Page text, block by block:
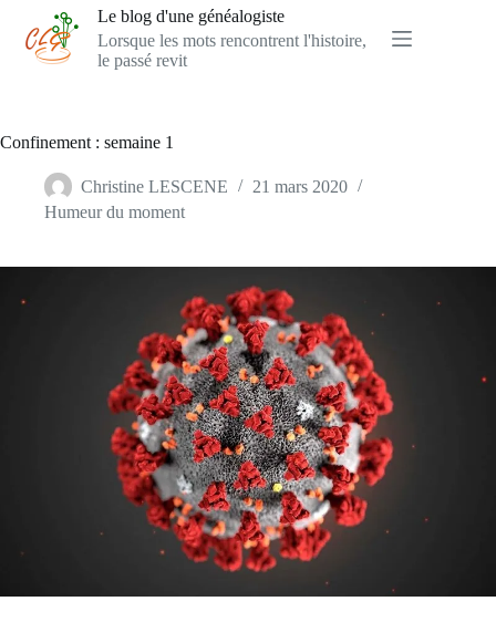
contenu
Le blog d'une généalogiste
Lorsque les mots rencontrent l'histoire,
le passé revit
Confinement : semaine 1
Christine LESCENE
21 mars 2020
Humeur du moment